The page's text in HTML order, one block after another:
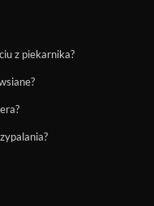
z piekarnika?